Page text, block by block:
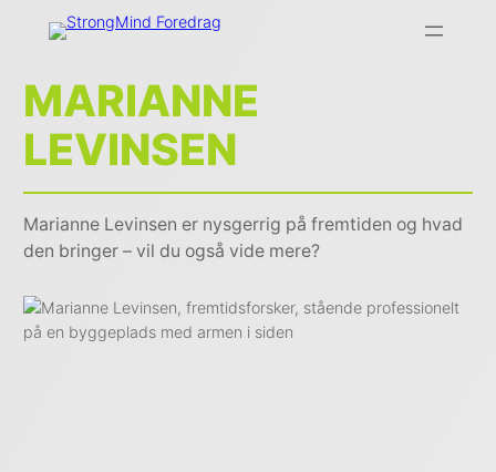
MARIANNE
LEVINSEN
Marianne Levinsen er nysgerrig på fremtiden og hvad
den bringer – vil du også vide mere?